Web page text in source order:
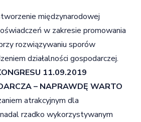
międzynarodowej
w zakresie promowania
rozwiązywaniu sporów
działalności gospodarczej.
11.09.2019
– NAPRAWDĘ WARTO
atrakcyjnym dla
rzadko wykorzystywanym